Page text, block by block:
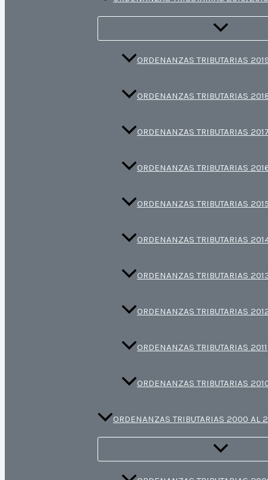
ORDENANZAS TRIBUTARIAS
ORDENANZAS TRIBUTARIAS
ORDENANZAS TRIBUTARIAS 2017
ORDENANZAS TRIBUTARIAS
ORDENANZAS TRIBUTARIAS 2015
ORDENANZAS TRIBUTARIAS
ORDENANZAS TRIBUTARIAS
ORDENANZAS TRIBUTARIAS
ORDENANZAS TRIBUTARIAS 2011
ORDENANZAS TRIBUTARIAS
ORDENANZAS TRIBUTARIAS 2000 AL